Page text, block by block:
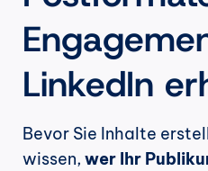
LinkedIn
Bevor Sie Inhalte
wissen, wer Ihr